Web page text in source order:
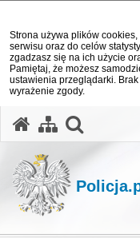
Strona używa plików
serwisu oraz do celów
zgadzasz się na ich użycie
Pamiętaj, że możesz
ustawienia przeglądarki.
wyrażenie zgody.